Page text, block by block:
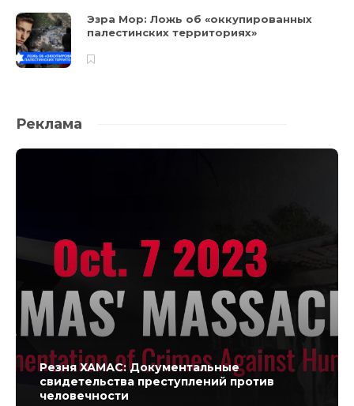
Эзра Мор: Ложь об «оккупированных
палестинских территориях»
Реклама
Резня ХАМАС: Документальные
свидетельства преступлений против
человечности